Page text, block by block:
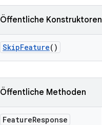
Öffentliche Konstruktoren
SkipFeature()
Öffentliche Methoden
FeatureResponse